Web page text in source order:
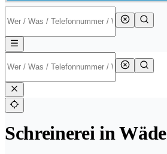
Schreinerei in